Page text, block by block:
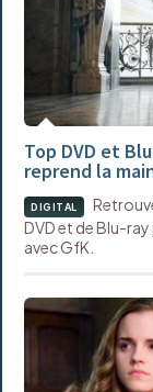
Top DVD et
reprend la
DIGITAL
DVD et de Blu-ray
avec GfK.